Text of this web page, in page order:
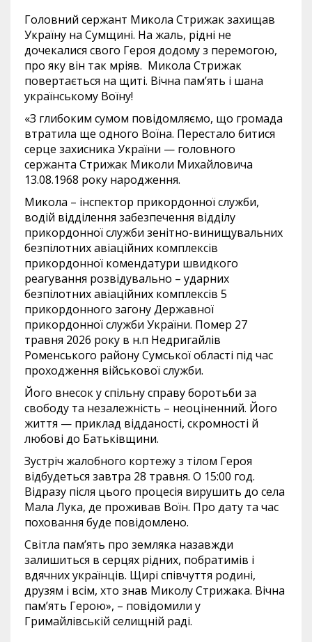
Головний сержант Микола Стрижак захищав
Україну на Сумщині. На жаль, рідні не
дочекалися свого Героя додому з перемогою,
про яку він так мріяв. Микола Стрижак
повертається на щиті. Вічна пам’ять і шана
українському Воїну!
«З глибоким сумом повідомляємо, що громада
втратила ще одного Воїна. Перестало битися
серце захисника України — головного
сержанта Стрижак Миколи Михайловича
13.08.1968 року народження.
Микола – інспектор прикордонної служби,
водій відділення забезпечення відділу
прикордонної служби зенітно-винищувальних
безпілотних авіаційних комплексів
прикордонної комендатури швидкого
реагування розвідувально – ударних
безпілотних авіаційних комплексів 5
прикордонного загону Державної
прикордонної служби України. Помер 27
травня 2026 року в н.п Недригайлів
Роменського району Сумської області під час
проходження військової служби.
Його внесок у спільну справу боротьби за
свободу та незалежність – неоціненний. Його
життя — приклад відданості, скромності й
любові до Батьківщини.
Зустріч жалобного кортежу з тілом Героя
відбудеться завтра 28 травня. О 15:00 год.
Відразу після цього процесія вирушить до села
Мала Лука, де проживав Воїн. Про дату та час
поховання буде повідомлено.
Світла пам’ять про земляка назавжди
залишиться в серцях рідних, побратимів і
вдячних українців. Щирі співчуття родині,
друзям і всім, хто знав Миколу Стрижака. Вічна
пам’ять Герою», – повідомили у
Гримайлівській селищній раді.